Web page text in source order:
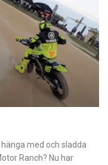
med och sladda
Ranch? Nu har